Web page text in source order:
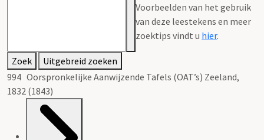
Voorbeelden van het gebruik
van deze leestekens en meer
zoektips vindt u hier.
Zoek
Uitgebreid zoeken
994 Oorspronkelijke Aanwijzende Tafels (OAT’s) Zeeland,
1832 (1843)